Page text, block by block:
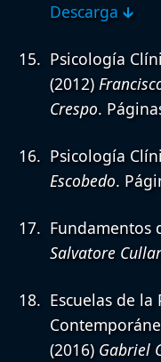
Descarga 🡳
Psicología
(2012)
Crespo.
Psicología
Escobedo.
Fundamentos
Salvatore
Escuelas de
(2016) Gabriel